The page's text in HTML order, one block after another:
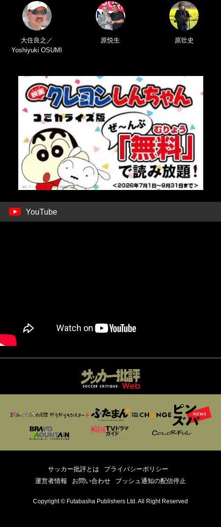
大住良之／
Yoshiyuki OSUMI
原悦生 原壮史
YouTube
サッカー批評とは
プライバシーポリシー
運営者情報
お問い合わせ プッシュ通知の配信停止
Copyright © Futabasha Publishers Ltd. All Right Reserved